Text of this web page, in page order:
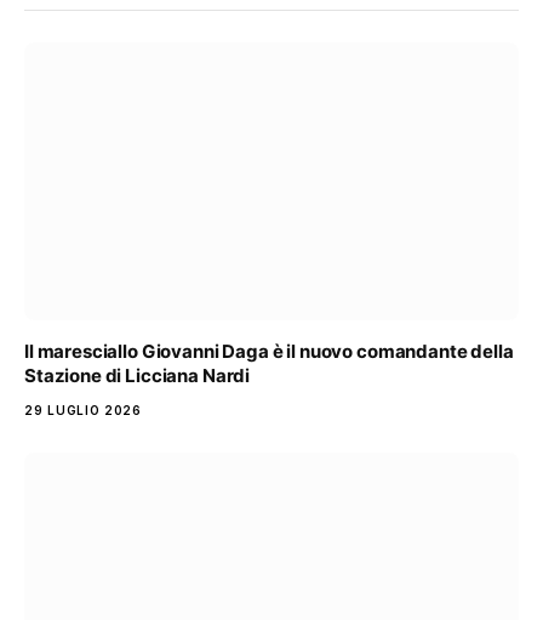
Il maresciallo Giovanni Daga è il nuovo comandante della
Stazione di Licciana Nardi
29 LUGLIO 2026